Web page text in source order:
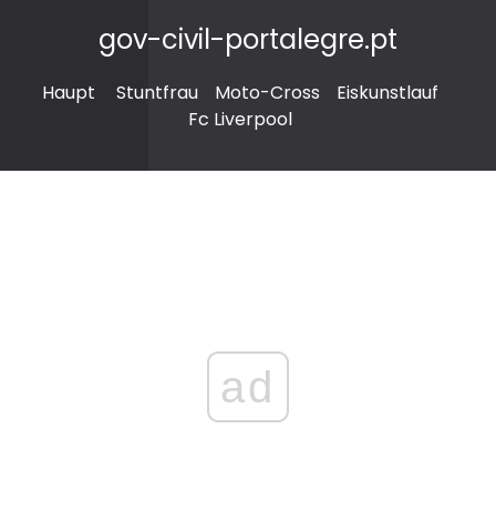
gov-civil-portalegre.pt
Haupt Stuntfrau Moto-Cross
Eiskunstlauf
Fc Liverpool
ad